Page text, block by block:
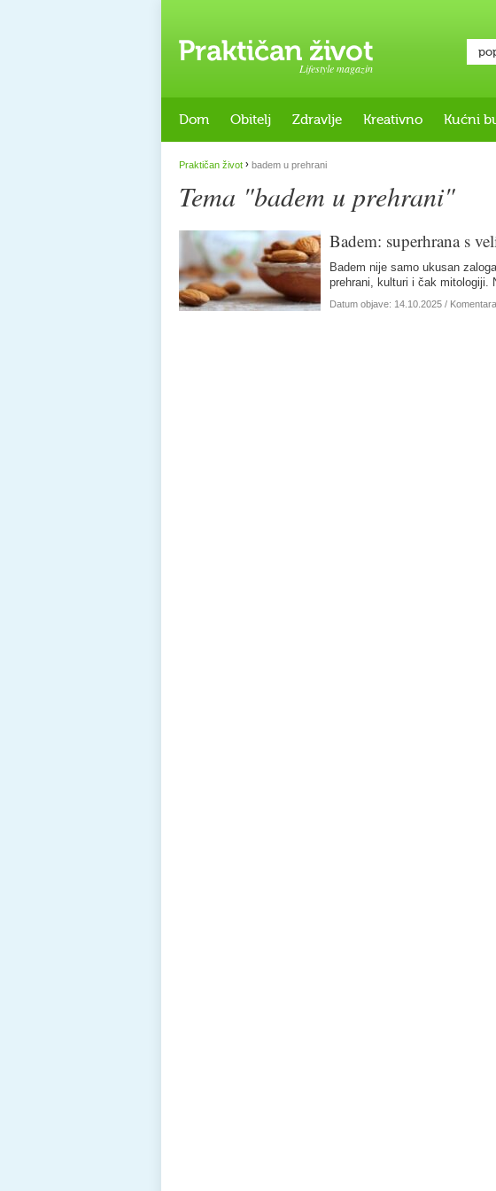
Lifestyle magazin
Dom Obitelj Zdravlje Kreativno Kućni
Praktičan život › badem u prehrani
Tema "badem u prehrani"
Badem: superhrana s
Badem nije samo ukusan
prehrani, kulturi i čak
Datum objave: 14.10.2025 /